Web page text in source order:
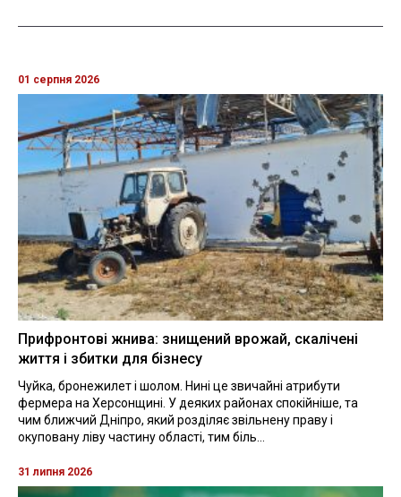
01 серпня 2026
Прифронтові жнива: знищений врожай, скалічені
життя і збитки для бізнесу
Чуйка, бронежилет і шолом. Нині це звичайні атрибути
фермера на Херсонщині. У деяких районах спокійніше, та
чим ближчий Дніпро, який розділяє звільнену праву і
окуповану ліву частину області, тим біль...
31 липня 2026